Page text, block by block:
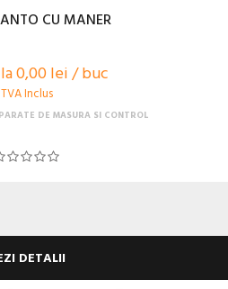
CU MANER
0,00 lei / buc
TVA Inclus
DE MASURA SI CONTROL
DETALII